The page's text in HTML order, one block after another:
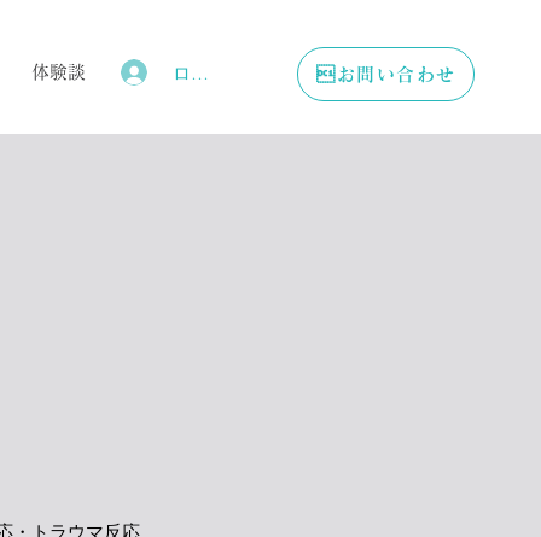
体験談 ログイン お問い合わせ
・トラウマ反応